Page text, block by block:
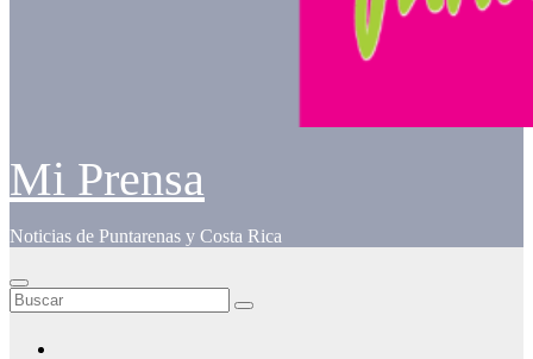
Mi Prensa
Noticias de Puntarenas y Costa Rica